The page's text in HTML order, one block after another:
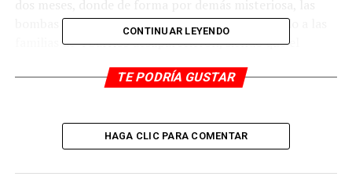
bombas de agua que suministraban el vital líquido a las
familias de 4 barrios desaparecieron, siendo que el
estaban descompuesta, pero una bomba se rotaría cada
El día de lunes, habían efectuado el cierre carretero a la
CONTINUAR LEYENDO
TE PODRÍA GUSTAR
HAGA CLIC PARA COMENTAR